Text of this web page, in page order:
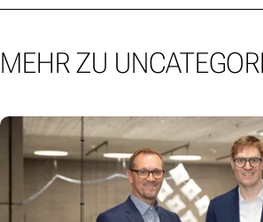
MEHR ZU